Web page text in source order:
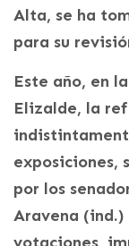
Alta, se ha
para su
Este año, en
Elizalde, la
exposiciones,
por los
Aravena (ind.)